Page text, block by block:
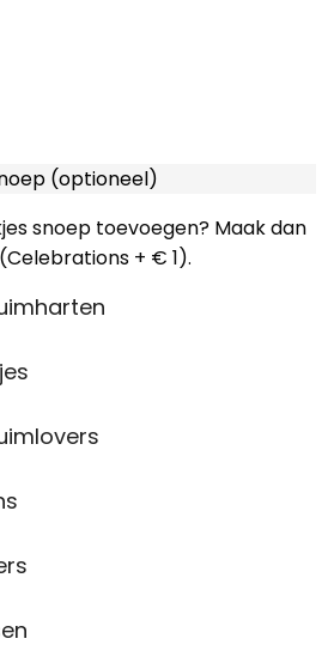
(optioneel)
snoep toevoegen? Maak dan
+ € 1).